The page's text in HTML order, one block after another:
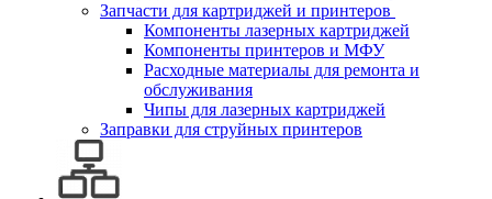
Запчасти для картриджей и принтеров
Компоненты лазерных картриджей
Компоненты принтеров и МФУ
Расходные материалы для ремонта и
обслуживания
Чипы для лазерных картриджей
Заправки для струйных принтеров